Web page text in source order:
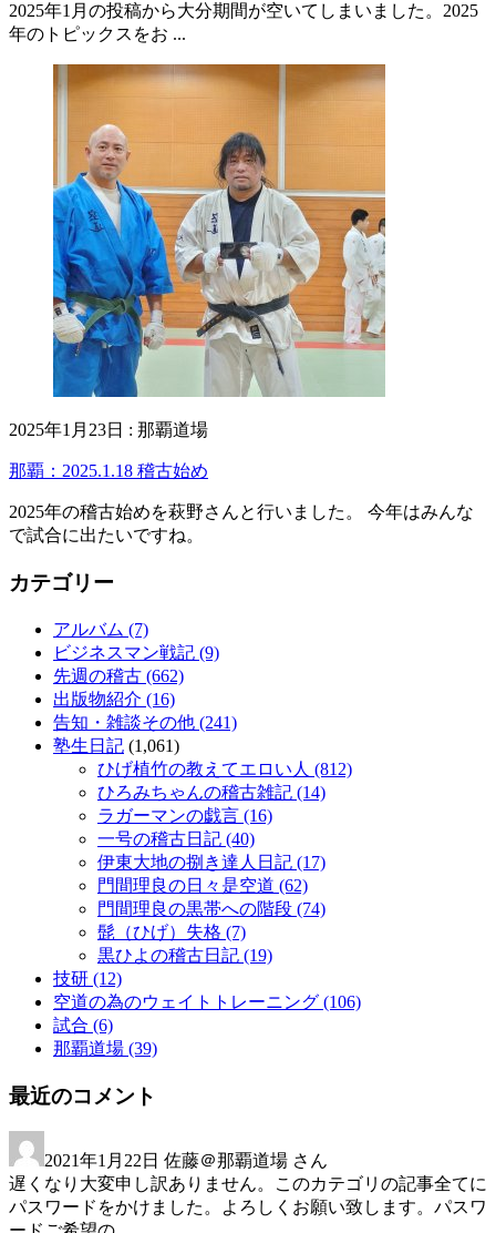
2025年1月の投稿から大分期間が空いてしまいました。2025
年のトピックスをお ...
2025年1月23日 : 那覇道場
那覇：2025.1.18 稽古始め
2025年の稽古始めを萩野さんと行いました。 今年はみんな
で試合に出たいですね。
カテゴリー
アルバム (7)
ビジネスマン戦記 (9)
先週の稽古 (662)
出版物紹介 (16)
告知・雑談その他 (241)
塾生日記 (1,061)
ひげ植竹の教えてエロい人 (812)
ひろみちゃんの稽古雑記 (14)
ラガーマンの戯言 (16)
一号の稽古日記 (40)
伊東大地の捌き達人日記 (17)
門間理良の日々是空道 (62)
門間理良の黒帯への階段 (74)
髭（ひげ）失格 (7)
黒ひよの稽古日記 (19)
技研 (12)
空道の為のウェイトトレーニング (106)
試合 (6)
那覇道場 (39)
最近のコメント
2021年1月22日 佐藤＠那覇道場 さん
遅くなり大変申し訳ありません。このカテゴリの記事全てに
パスワードをかけました。よろしくお願い致します。パスワ